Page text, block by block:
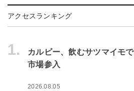
アクセスランキング
1.
カルビー、飲むサツマイモ
市場参入
2026.08.05